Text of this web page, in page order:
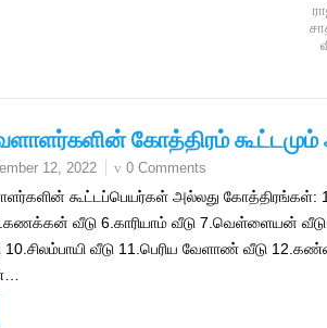
கோத்திரம்
12, 2022 0 Comments
கூட்டப்பெயர்கள் அல்லது
வீடு 6.காரியாம் வீடு 7.வெள்ளையன்
வீடு 11.பெரிய வேளாண் வீடு